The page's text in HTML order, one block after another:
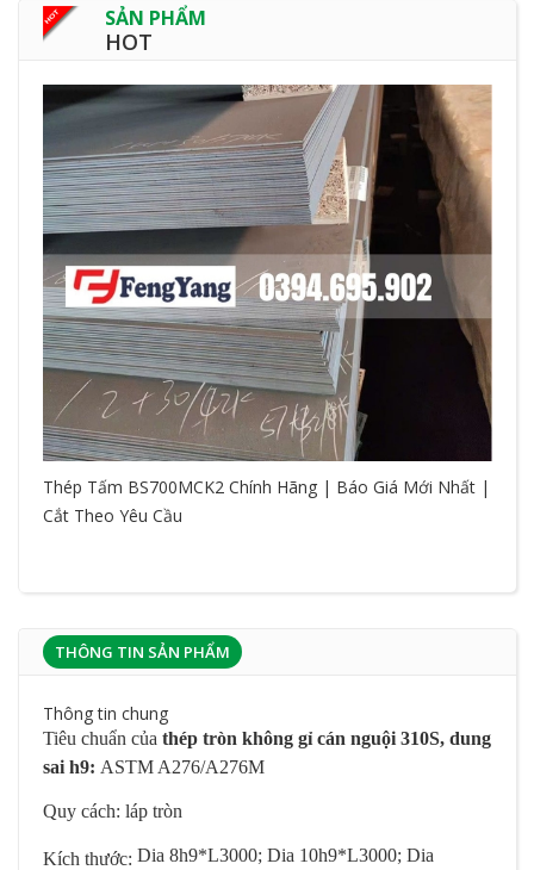
SẢN PHẨM
HOT
Thép Tấm BS700MCK2 Chính Hãng | Báo Giá Mới Nhất |
Cắt Theo Yêu Cầu
THÔNG TIN SẢN PHẨM
Thông tin chung
Tiêu chuẩn của thép tròn không gỉ cán nguội 310S, dung
sai h9: ASTM A276/A276M
Quy cách: láp tròn
Kích thước: Dia 8h9*L3000; Dia 10h9*L3000; Dia